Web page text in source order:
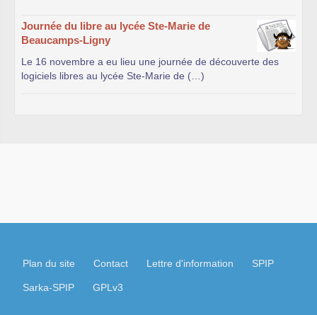
Journée du libre au lycée Ste-Marie de
Beaucamps-Ligny
Le 16 novembre a eu lieu une journée de découverte des
logiciels libres au lycée Ste-Marie de (…)
Plan du site Contact Lettre d'information SPIP
Sarka-SPIP GPLv3